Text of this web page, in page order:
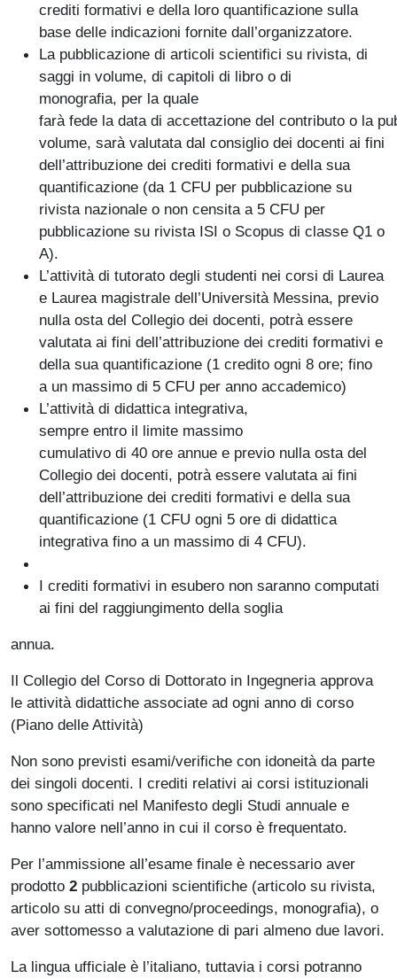
crediti formativi e della loro quantificazione sulla
base delle indicazioni fornite dall’organizzatore.
La pubblicazione di articoli scientifici su rivista, di
saggi in volume, di capitoli di libro o di
monografia, per la quale
farà fede la data di accettazione del contributo o la
volume, sarà valutata dal consiglio dei docenti ai fini
dell’attribuzione dei crediti formativi e della sua
quantificazione (da 1 CFU per pubblicazione su
rivista nazionale o non censita a 5 CFU per
pubblicazione su rivista ISI o Scopus di classe Q1 o
A).
L’attività di tutorato degli studenti nei corsi di Laurea
e Laurea magistrale dell’Università Messina, previo
nulla osta del Collegio dei docenti, potrà essere
valutata ai fini dell’attribuzione dei crediti formativi e
della sua quantificazione (1 credito ogni 8 ore; fino
a un massimo di 5 CFU per anno accademico)
L’attività di didattica integrativa,
sempre entro il limite massimo
cumulativo di 40 ore annue e previo nulla osta del
Collegio dei docenti, potrà essere valutata ai fini
dell’attribuzione dei crediti formativi e della sua
quantificazione (1 CFU ogni 5 ore di didattica
integrativa fino a un massimo di 4 CFU).
I crediti formativi in esubero non saranno computati
ai fini del raggiungimento della soglia
annua.
Il Collegio del Corso di Dottorato in Ingegneria approva
le attività didattiche associate ad ogni anno di corso
(Piano delle Attività)
Non sono previsti esami/verifiche con idoneità da parte
dei singoli docenti. I crediti relativi ai corsi istituzionali
sono specificati nel Manifesto degli Studi annuale e
hanno valore nell’anno in cui il corso è frequentato.
Per l’ammissione all’esame finale è necessario aver
prodotto 2 pubblicazioni scientifiche (articolo su rivista,
articolo su atti di convegno/proceedings, monografia), o
aver sottomesso a valutazione di pari almeno due lavori.
La lingua ufficiale è l’italiano, tuttavia i corsi potranno